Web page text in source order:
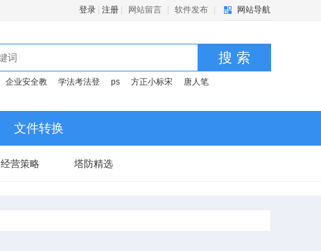
登录 注册 网站留言 软件发布 网站导航
搜 索
企业安全教 学法考法登 ps 方正小标宋 唐人笔
文件转换
经营策略 塔防精选